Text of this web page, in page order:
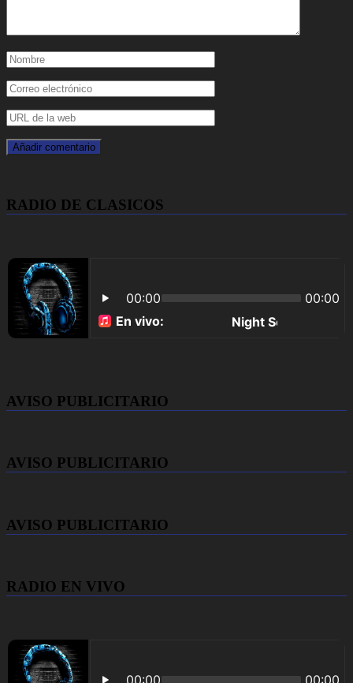
RADIO DE CLASICOS
AVISO PUBLICITARIO
AVISO PUBLICITARIO
AVISO PUBLICITARIO
RADIO EN VIVO